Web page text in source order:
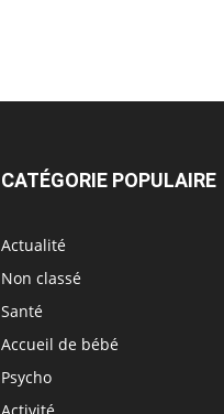
CATÉGORIE POPULAIRE
Actualité
Non classé
Santé
Accueil de bébé
Psycho